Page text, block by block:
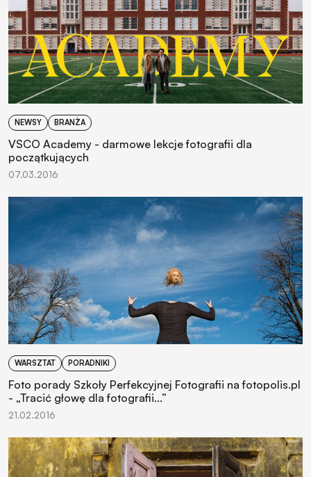
NEWSY BRANŻA
VSCO Academy - darmowe lekcje fotografii dla
początkujących
07.03.2016
WARSZTAT PORADNIKI
Foto porady Szkoły Perfekcyjnej Fotografii na fotopolis.pl
- „Tracić głowę dla fotografii...”
21.02.2016